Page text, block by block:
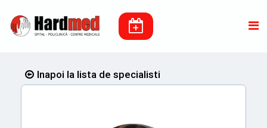
Inapoi la lista de specialisti